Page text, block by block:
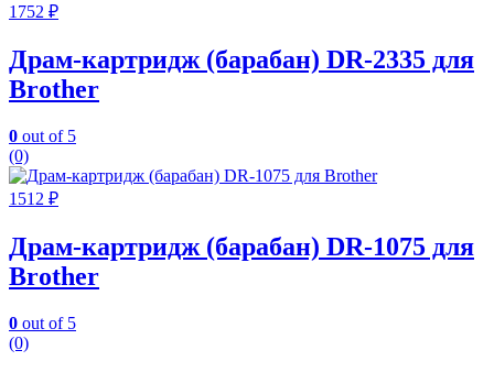
1752 ₽
Драм-картридж (барабан) DR-2335 для
Brother
0 out of 5
(0)
1512 ₽
Драм-картридж (барабан) DR-1075 для
Brother
0 out of 5
(0)